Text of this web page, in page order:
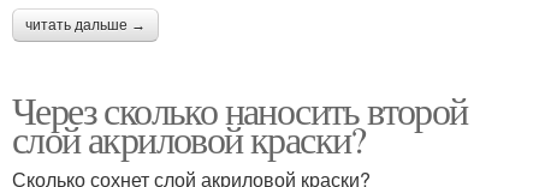
читать дальше →
Через сколько наносить второй
слой акриловой краски?
Сколько сохнет слой акриловой краски?